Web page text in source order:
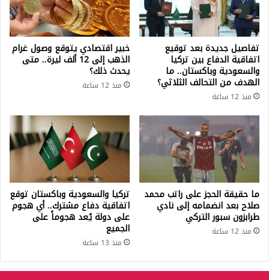
تفاصيل جديدة بعد توقيع
اتفاقية الدفاع بين تركيا
والسعودية وباكستان.. ما
الهدف من التحالف الثلاثي؟
منذ 12 ساعة
خبير اقتصادي يتوقع وصول غرام
الذهب إلى 12 ألف ليرة.. متى
يحدث ذلك؟
منذ 12 ساعة
ما حقيقة الحجز على راتب محمد
صلاح بعد انضمامه إلى نادي
طرابزون سبور التركي
منذ 12 ساعة
تركيا والسعودية وباكستان توقع
اتفاقية دفاع مشترك.. أي هجوم
على دولة يُعد هجوماً على
الجميع
منذ 13 ساعة